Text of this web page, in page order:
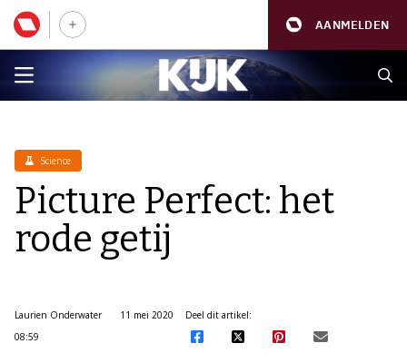
AANMELDEN
Science
Picture Perfect: het
rode getij
Laurien Onderwater
11 mei 2020
08:59
Deel dit artikel: